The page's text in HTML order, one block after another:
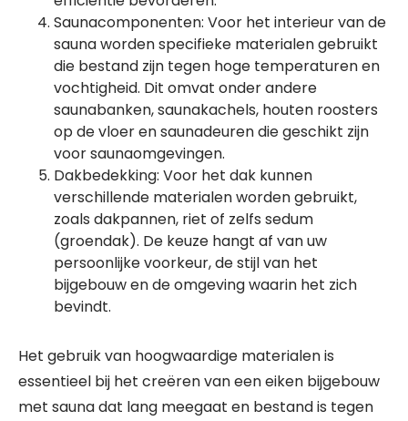
Saunacomponenten: Voor het interieur van de
sauna worden specifieke materialen gebruikt
die bestand zijn tegen hoge temperaturen en
vochtigheid. Dit omvat onder andere
saunabanken, saunakachels, houten roosters
op de vloer en saunadeuren die geschikt zijn
voor saunaomgevingen.
Dakbedekking: Voor het dak kunnen
verschillende materialen worden gebruikt,
zoals dakpannen, riet of zelfs sedum
(groendak). De keuze hangt af van uw
persoonlijke voorkeur, de stijl van het
bijgebouw en de omgeving waarin het zich
bevindt.
Het gebruik van hoogwaardige materialen is
essentieel bij het creëren van een eiken bijgebouw
met sauna dat lang meegaat en bestand is tegen